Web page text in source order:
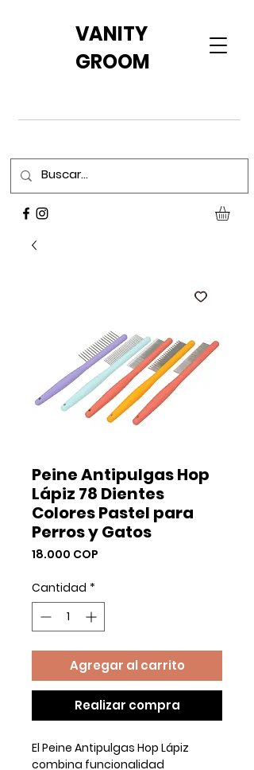
VANITY
GROOM
Peine Antipulgas Hop
Lápiz 78 Dientes
Colores Pastel para
Perros y Gatos
18.000 COP
Cantidad *
Agregar al carrito
Realizar compra
El Peine Antipulgas Hop Lápiz
combina funcionalidad